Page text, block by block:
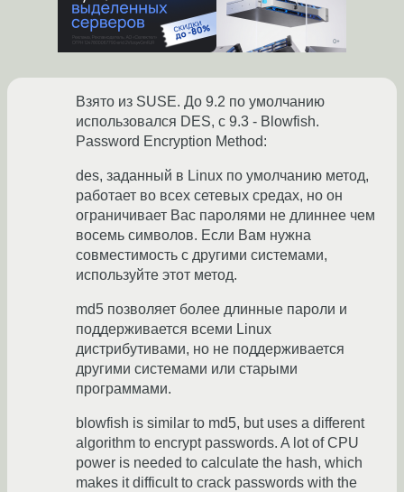
Взято из SUSE. До 9.2 по умолчанию
использовался DES, с 9.3 - Blowfish.
Password Encryption Method:
des, заданный в Linux по умолчанию метод,
работает во всех сетевых средах, но он
ограничивает Вас паролями не длиннее чем
восемь символов. Если Вам нужна
совместимость с другими системами,
используйте этот метод.
md5 позволяет более длинные пароли и
поддерживается всеми Linux
дистрибутивами, но не поддерживается
другими системами или старыми
программами.
blowfish is similar to md5, but uses a different
algorithm to encrypt passwords. A lot of CPU
power is needed to calculate the hash, which
makes it difficult to crack passwords with the